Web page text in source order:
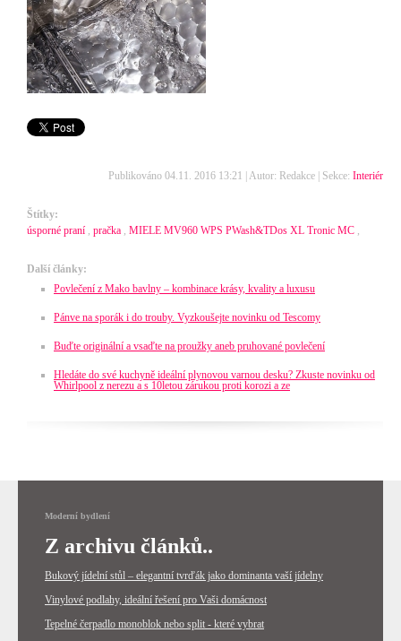
Publikováno 04.11. 2016 13:21 | Autor: Redakce | Sekce: Interiér
Štítky:
úsporné praní , pračka , MIELE MV960 WPS PWash&TDos XL Tronic MC ,
Další články:
Povlečení z Mako bavlny – kombinace krásy, kvality a luxusu
Pánve na sporák i do trouby. Vyzkoušejte novinku od Tescomy
Buďte originální a vsaďte na proužky aneb pruhované povlečení
Hledáte do své kuchyně ideální plynovou varnou desku? Zkuste novinku od
Whirlpool z nerezu a s 10letou zárukou proti korozi a ze
Moderní bydlení
Z archivu článků..
Bukový jídelní stůl – elegantní tvrďák jako dominanta vaší jídelny
Vinylové podlahy, ideální řešení pro Vaši domácnost
Tepelné čerpadlo monoblok nebo split - které vybrat